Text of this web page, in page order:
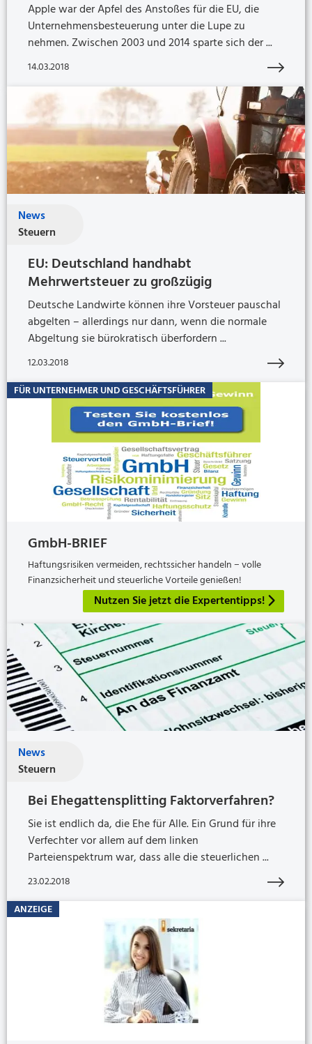
Apple war der Apfel des Anstoßes für die EU, die
Unternehmensbesteuerung unter die Lupe zu
nehmen. Zwischen 2003 und 2014 sparte sich der ...
14.03.2018
News
Steuern
EU: Deutschland handhabt
Mehrwertsteuer zu großzügig
Deutsche Landwirte können ihre Vorsteuer pauschal
abgelten – allerdings nur dann, wenn die normale
Abgeltung sie bürokratisch überfordern ...
12.03.2018
FÜR UNTERNEHMER UND GESCHÄFTSFÜHRER
GmbH-BRIEF
Haftungsrisiken vermeiden, rechtssicher handeln − volle
Finanzsicherheit und steuerliche Vorteile genießen!
Nutzen Sie jetzt die Expertentipps!
News
Steuern
Bei Ehegattensplitting Faktorverfahren?
Sie ist endlich da, die Ehe für Alle. Ein Grund für ihre
Verfechter vor allem auf dem linken
Parteienspektrum war, dass alle die steuerlichen ...
23.02.2018
ANZEIGE